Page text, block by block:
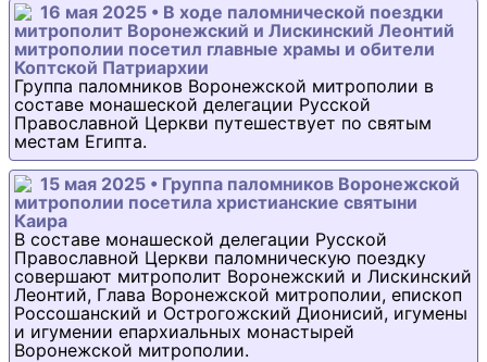
16 мая 2025 • В ходе паломнической поездки
митрополит Воронежский и Лискинский Леонтий
митрополии посетил главные храмы и обители
Коптской Патриархии
Группа паломников Воронежской митрополии в
составе монашеской делегации Русской
Православной Церкви путешествует по святым
местам Египта.
15 мая 2025 • Группа паломников Воронежской
митрополии посетила христианские святыни
Каира
В составе монашеской делегации Русской
Православной Церкви паломническую поездку
совершают митрополит Воронежский и Лискинский
Леонтий, Глава Воронежской митрополии, епископ
Россошанский и Острогожский Дионисий, игумены
и игумении епархиальных монастырей
Воронежской митрополии.